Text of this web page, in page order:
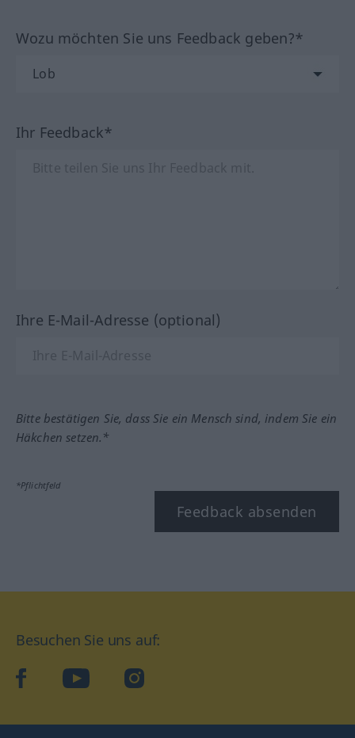
Wozu möchten Sie uns Feedback geben?*
Ihr Feedback*
Ihre E-Mail-Adresse (optional)
Bitte bestätigen Sie, dass Sie ein Mensch sind, indem Sie ein
Häkchen setzen.*
*Pflichtfeld
Feedback absenden
Besuchen Sie uns auf:
facebookYouTube Instagram